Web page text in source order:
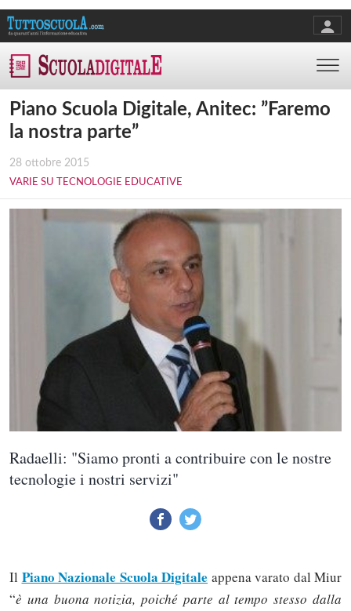
Piano Scuola Digitale, Anitec: ”Faremo
la nostra parte”
28 ottobre 2015
VARIE SU TECNOLOGIE EDUCATIVE
Radaelli: "Siamo pronti a contribuire con le nostre
tecnologie i nostri servizi"
Il Piano Nazionale Scuola Digitale appena varato dal Miur
“è una buona notizia, poiché parte al tempo stesso dalla